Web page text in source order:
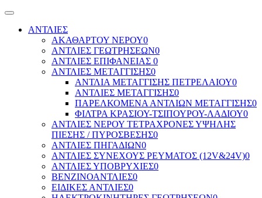
ΑΝΤΛΙΕΣ
ΑΚΑΘΑΡΤΟΥ ΝΕΡΟΥ0
ΑΝΤΛΙΕΣ ΓΕΩΤΡΗΣΕΩΝ0
ΑΝΤΛΙΕΣ ΕΠΙΦΑΝΕΙΑΣ 0
ΑΝΤΛΙΕΣ ΜΕΤΑΓΓΙΣΗΣ0
ΑΝΤΛΙΑ ΜΕΤΑΓΓΙΣΗΣ ΠΕΤΡΕΛΑΙΟΥ0
ΑΝΤΛΙΕΣ ΜΕΤΑΓΓΙΣΗΣ0
ΠΑΡΕΛΚΟΜΕΝΑ ΑΝΤΛΙΩΝ ΜΕΤΑΓΓΙΣΗΣ0
ΦΙΛΤΡΑ ΚΡΑΣΙΟΥ-ΤΣΙΠΟΥΡΟΥ-ΛΑΔΙΟΥ0
ΑΝΤΛΙΕΣ ΝΕΡΟΥ ΤΕΤΡΑΧΡΟΝΕΣ ΥΨΗΛΗΣ
ΠΙΕΣΗΣ / ΠΥΡΟΣΒΕΣΗΣ0
ΑΝΤΛΙΕΣ ΠΗΓΑΔΙΩΝ0
ΑΝΤΛΙΕΣ ΣΥΝΕΧΟΥΣ ΡΕΥΜΑΤΟΣ (12V&24V)0
ΑΝΤΛΙΕΣ ΥΠΟΒΡΥΧΙΕΣ0
ΒΕΝΖΙΝΟΑΝΤΛΙΕΣ0
ΕΙΔΙΚΕΣ ΑΝΤΛΙΕΣ0